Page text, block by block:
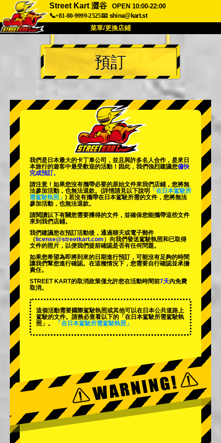
Street Kart 澀谷
OPEN 10:00-22:00
📞+81-80-9999-2525📧 shina@kart.st
菜單/更換店鋪
首頁
關於 規格 價格
公司 預訂
更換店鋪
東京秋葉原#2
東京澀谷附屬 東京灣
東京淺草 大阪
沖繩
預訂
我們是日本最大的卡丁車公司，並且與許多名人合作，是來日
本旅行的遊客中最受歡迎的活動 ！因此，我們強烈建議您儘快
完成預訂。
請注意！如果您沒有攜帶必要的原始文件來我們店鋪，您將無
法參加活動，也無法退款。 (詳情請見以下說明
「在日本駕駛所
需駕駛執照」 ) 若沒有攜帶在日本駕駛所需的文件，您將無法
參加活動，也無法退款。
請閱讀以下有關您需要獲得的文件，並確保您能攜帶這些文件
來到我們店鋪。
我們建議您在預訂活動後，通過聊天或電子郵件
（ license@streetkart.com ）向我們發送駕駛執照和已取得
文件的照片，以便我們提前確認是否有任何問題。
如果您希望為即將到來的日期進行預訂，可能沒有足夠的時間
讓我們幫您進行確認。在這種情況下，您需要自行確認並承擔
責任。
STREET KART的取消政策僅允許您在活動時間前7天內免費
取消。
這個活動需要國際駕駛執照或其他可以在日本公共道路上
駕駛的文件。請務必查看以下的「在日本駕駛所需駕駛執
照」。
「在日本駕駛所需駕駛執照」